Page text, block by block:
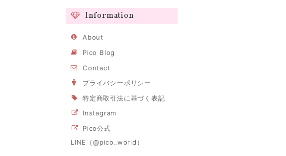
Information
About
Pico Blog
Contact
プライバシーポリシー
特定商取引法に基づく表記
Instagram
Pico公式
LINE（@pico_world）